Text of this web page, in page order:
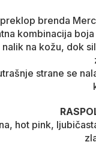
brenda
kombinacija
na kožu, dok
strane se
hot pink,